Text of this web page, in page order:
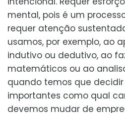
mental, pois é um
requer atenção
usamos, por exemplo, ao
indutivo ou dedutivo, ao
matemáticos ou ao
quando temos que
importantes como qual
devemos mudar de